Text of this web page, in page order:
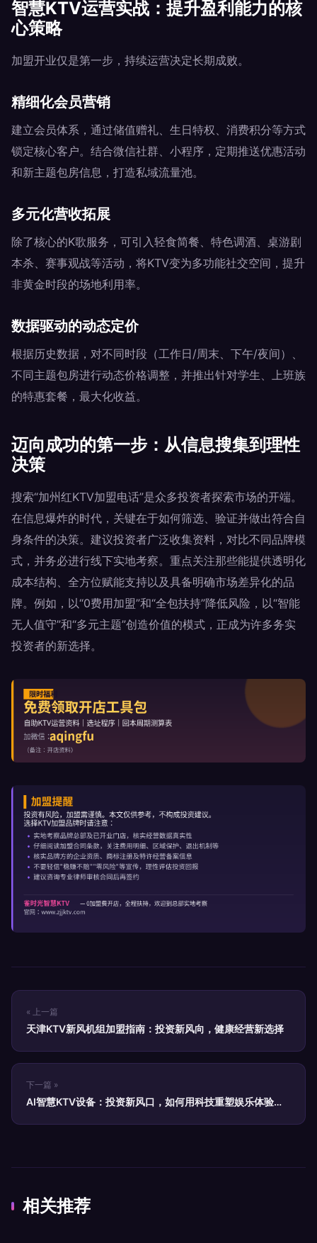
智慧KTV运营实战：提升盈利能力的核
心策略
加盟开业仅是第一步，持续运营决定长期成败。
精细化会员营销
建立会员体系，通过储值赠礼、生日特权、消费积分等方式
锁定核心客户。结合微信社群、小程序，定期推送优惠活动
和新主题包房信息，打造私域流量池。
多元化营收拓展
除了核心的K歌服务，可引入轻食简餐、特色调酒、桌游剧
本杀、赛事观战等活动，将KTV变为多功能社交空间，提升
非黄金时段的场地利用率。
数据驱动的动态定价
根据历史数据，对不同时段（工作日/周末、下午/夜间）、
不同主题包房进行动态价格调整，并推出针对学生、上班族
的特惠套餐，最大化收益。
迈向成功的第一步：从信息搜集到理性
决策
搜索“加州红KTV加盟电话”是众多投资者探索市场的开端。
在信息爆炸的时代，关键在于如何筛选、验证并做出符合自
身条件的决策。建议投资者广泛收集资料，对比不同品牌模
式，并务必进行线下实地考察。重点关注那些能提供透明化
成本结构、全方位赋能支持以及具备明确市场差异化的品
牌。例如，以“0费用加盟”和“全包扶持”降低风险，以“智能
无人值守”和“多元主题”创造价值的模式，正成为许多务实
投资者的新选择。
« 上一篇
天津KTV新风机组加盟指南：投资新风向，健康经营新选择
下一篇 »
AI智慧KTV设备：投资新风口，如何用科技重塑娱乐体验与
相关推荐